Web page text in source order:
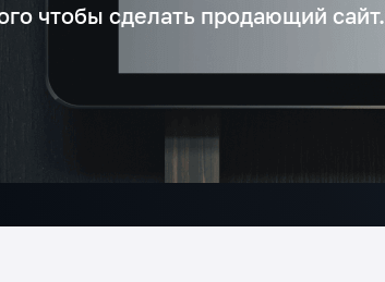
чтобы сделать продающий сайт.